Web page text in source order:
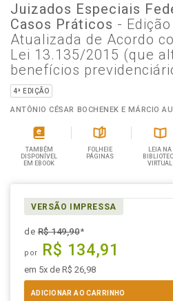
Juizados Especiais
Casos Práticos -
Atualizada de Acordo
Lei 13.135/2015 (que
benefícios
4ª EDIÇÃO
ANTÔNIO CÉSAR BOCHENEK E MÁRCIO
TAMBÉM
DISPONÍVEL
EM EBOOK
FOLHEIE
PÁGINAS
LEIA NA
VIRTUAL
VERSÃO IMPRESSA
deR$ 149,90*
por R$ 134,91
em 5x de R$ 26,98
ADICIONAR AO CARRINHO